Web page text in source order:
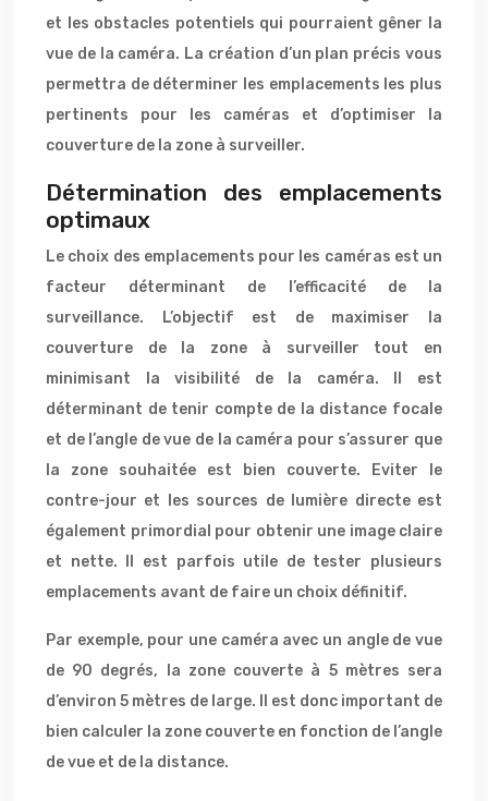
et les obstacles potentiels qui pourraient gêner la
vue de la caméra. La création d’un plan précis vous
permettra de déterminer les emplacements les plus
pertinents pour les caméras et d’optimiser la
couverture de la zone à surveiller.
Détermination des emplacements
optimaux
Le choix des emplacements pour les caméras est un
facteur déterminant de l’efficacité de la
surveillance. L’objectif est de maximiser la
couverture de la zone à surveiller tout en
minimisant la visibilité de la caméra. Il est
déterminant de tenir compte de la distance focale
et de l’angle de vue de la caméra pour s’assurer que
la zone souhaitée est bien couverte. Eviter le
contre-jour et les sources de lumière directe est
également primordial pour obtenir une image claire
et nette. Il est parfois utile de tester plusieurs
emplacements avant de faire un choix définitif.
Par exemple, pour une caméra avec un angle de vue
de 90 degrés, la zone couverte à 5 mètres sera
d’environ 5 mètres de large. Il est donc important de
bien calculer la zone couverte en fonction de l’angle
de vue et de la distance.